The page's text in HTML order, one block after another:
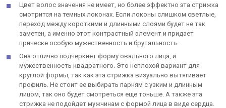
Цвет волос значения не имеет, но более эффектно эта стрижка
смотрится на темных локонах. Если локоны слишком светлые,
переход между короткими и длинными слоями будет не так
заметен, а именно этот контрастный элемент и придает
прическе особую мужественность и брутальность.
Она отлично подчеркнет форму овального лица, и
мужественность квадратного. Это неплохой вариант для
круглой формы, так как эта стрижка визуально вытягивает
профиль. Не стоит ее выбирать парням с узким и длинным
лицом, так оно будет смотреться еще тоньше. А также эта
стрижка не подойдет мужчинам с формой лица в виде сердца.